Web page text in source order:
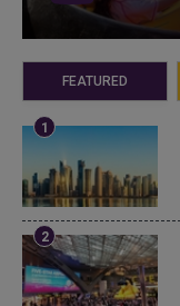
FEATURED